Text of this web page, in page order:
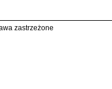
zastrzeżone